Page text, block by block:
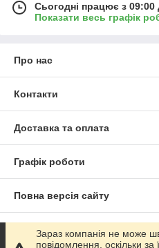
Сьогодні працює з 09:00
Показати весь графік
Про нас
Контакти
Доставка та оплата
Графік роботи
Повна версія сайту
Сайт створено на
Зараз компанія не може
повідомлення, оскільки